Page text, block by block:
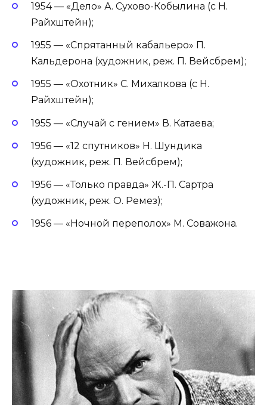
1954 — «Дело» А. Сухово-Кобылина (с Н.
Райхштейн);
1955 — «Спрятанный кабальеро» П.
Кальдерона (художник, реж. П. Вейсбрем);
1955 — «Охотник» С. Михалкова (с Н.
Райхштейн);
1955 — «Случай с гением» В. Катаева;
1956 — «12 спутников» Н. Шундика
(художник, реж. П. Вейсбрем);
1956 — «Только правда» Ж.-П. Сартра
(художник, реж. О. Ремез);
1956 — «Ночной переполох» М. Соважона.